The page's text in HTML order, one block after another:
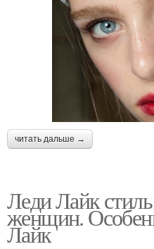
читать дальше →
Леди Лайк
женщин.
Лайк